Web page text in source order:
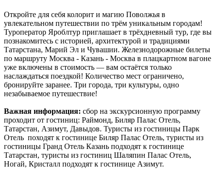
Откройте для себя колорит и магию Поволжья в
увлекательном путешествии по трём уникальным городам!
Туроператор Яроблтур приглашает в трёхдневный тур, где вы
познакомитесь с историей, архитектурой и традициями
Татарстана, Марий Эл и Чувашии. Железнодорожные билеты
по маршруту Москва - Казань - Москва в плацкартном вагоне
уже включены в стоимость — вам остаётся только
наслаждаться поездкой! Количество мест ограничено,
бронируйте заранее. Три города, три культуры, одно
незабываемое путешествие!
Важная информация: сбор на экскурсионную программу
проходит от гостиниц: Раймонд, Биляр Палас Отель,
Татарстан, Азимут, Давыдов. Туристы из гостиницы Парк
Отель походят к гостинице Биляр Палас Отель, туристы из
гостиницы Гранд Отель Казань подходят к гостинице
Татарстан, туристы из гостиниц Шаляпин Палас Отель,
Ногай, Кристалл подходят к гостинице Азимут.